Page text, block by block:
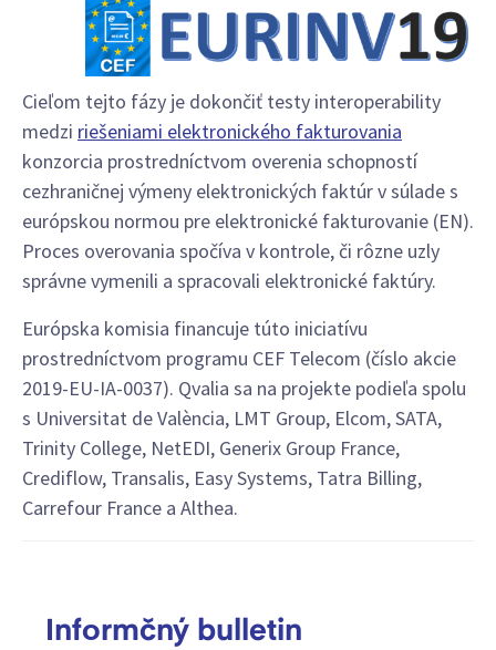
Cieľom tejto fázy je dokončiť testy interoperability
medzi riešeniami elektronického fakturovania
konzorcia prostredníctvom overenia schopností
cezhraničnej výmeny elektronických faktúr v súlade s
európskou normou pre elektronické fakturovanie (EN).
Proces overovania spočíva v kontrole, či rôzne uzly
správne vymenili a spracovali elektronické faktúry.
Európska komisia financuje túto iniciatívu
prostredníctvom programu CEF Telecom (číslo akcie
2019-EU-IA-0037). Qvalia sa na projekte podieľa spolu
s Universitat de València, LMT Group, Elcom, SATA,
Trinity College, NetEDI, Generix Group France,
Crediflow, Transalis, Easy Systems, Tatra Billing,
Carrefour France a Althea.
Informčný bulletin